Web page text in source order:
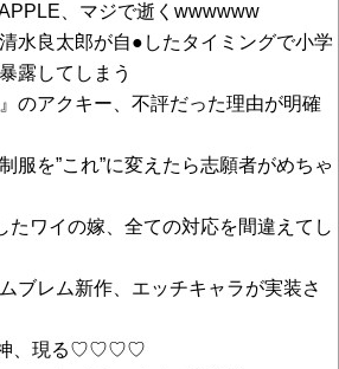
、マジで逝くwwwwww
水良太郎が自●したタイミングで小学
露してしまう
のアクキー、不評だった理由が明確
服を”これ”に変えたら志願者がめちゃ
たワイの嫁、全ての対応を間違えてし
ブレム新作、エッチキャラが実装さ
神、現る♡♡♡♡